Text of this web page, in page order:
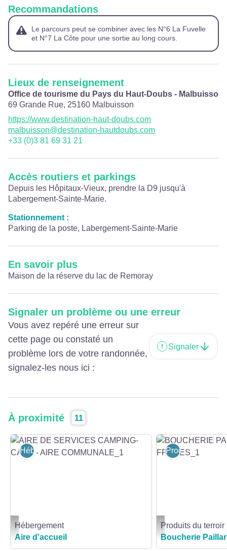
Recommandations
Le parcours peut se combiner avec les N°6 La Fuvelle
et N°7 La Côte pour une sortie au long cours.
Lieux de renseignement
Office de tourisme du Pays du Haut-Doubs - Malbuisson
69 Grande Rue, 25160 Malbuisson
https://www.destination-haut-doubs.com
malbuisson@destination-hautdoubs.com
+33 (0)3 81 69 31 21
Accès routiers et parkings
Depuis les Hôpitaux-Vieux, prendre la D9 jusqu'à
Labergement-Sainte-Marie.
Stationnement :
Parking de la poste, Labergement-Sainte-Marie
En savoir plus
Maison de la réserve du lac de Remoray
Signaler un problème ou une erreur
Vous avez repéré une erreur sur
cette page ou constaté un
problème lors de votre randonnée,
signalez-les nous ici :
Signaler
À proximité 11
AIRE DE SERVICES CAMPING-CARS - AIRE COMMUNALE_1 - AIRE DE
Hébergement
Hébergement
Aire d'accueil
BOUCHERIE
Produits du
Produits du terroir
Boucherie